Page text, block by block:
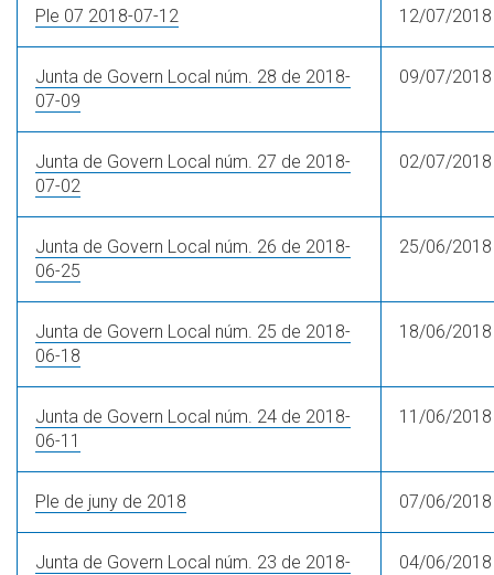
Ple 07 2018-07-12 12/07/2018
Junta de Govern Local núm. 28 de 2018-
07-09
09/07/2018
Junta de Govern Local núm. 27 de 2018-
07-02
02/07/2018
Junta de Govern Local núm. 26 de 2018-
06-25
25/06/2018
Junta de Govern Local núm. 25 de 2018-
06-18
18/06/2018
Junta de Govern Local núm. 24 de 2018-
06-11
11/06/2018
Ple de juny de 2018 07/06/2018
Junta de Govern Local núm. 23 de 2018-
04/06/2018